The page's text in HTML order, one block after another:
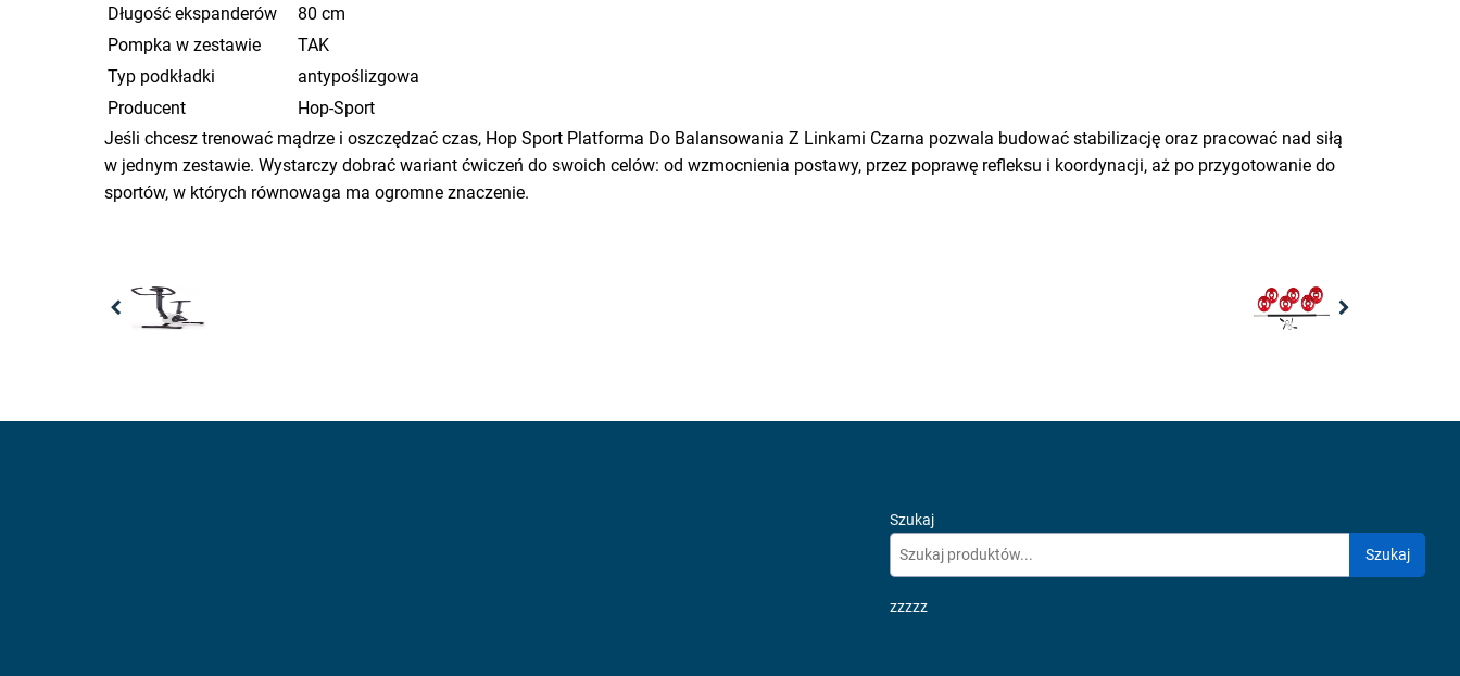
Długość ekspanderów
80 cm
Pompka w zestawie
TAK
Typ podkładki
antypoślizgowa
Producent
Hop-Sport
Jeśli chcesz trenować mądrze i oszczędzać czas, Hop Sport Platforma Do Balansowania Z Linkami Czarna pozwala budować stabilizację oraz pracować nad siłą
w jednym zestawie. Wystarczy dobrać wariant ćwiczeń do swoich celów: od wzmocnienia postawy, przez poprawę refleksu i koordynacji, aż po przygotowanie do
sportów, w których równowaga ma ogromne znaczenie.
Szukaj
Szukaj
zzzzz